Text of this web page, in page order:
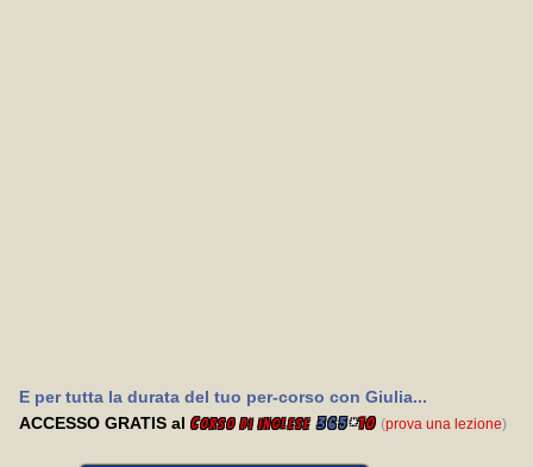
E per tutta la durata del tuo per-corso con Giulia...
ACCESSO GRATIS al Corso di inglese 365*10 (prova una lezione)